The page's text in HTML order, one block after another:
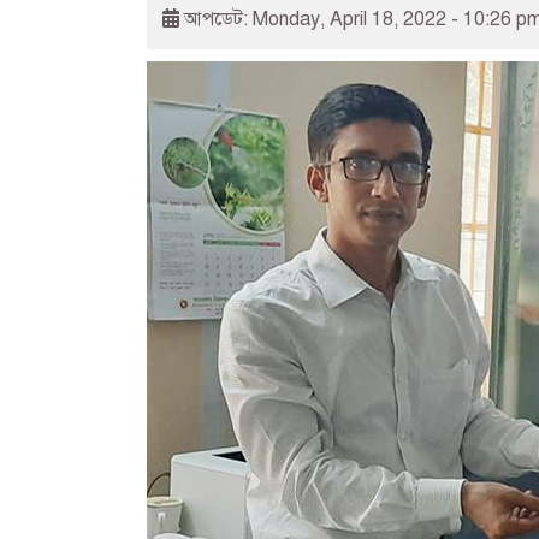
আপডেট: Monday, April 18, 2022 - 10:26